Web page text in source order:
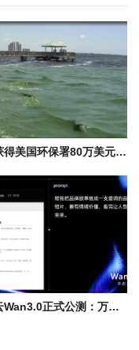
FAU获得美国环保署80万美元拨款，用于开发3D打印+AI驱动技术对抗藻类水华
阿里云Wan3.0正式公测：万物皆可生视频！单次可生成30秒